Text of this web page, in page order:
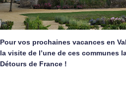
Pour vos prochaines vacances en
la visite de l’une de ces communes
Détours de France !